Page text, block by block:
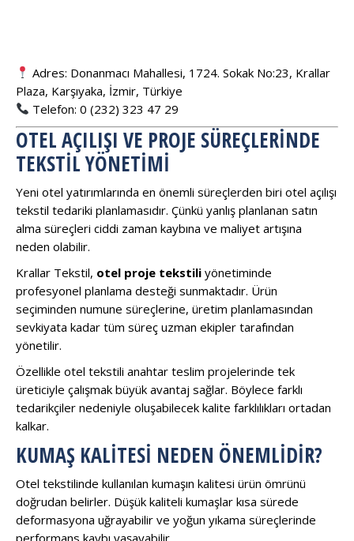
Adres: Donanmacı Mahallesi, 1724. Sokak No:23, Krallar
Plaza, Karşıyaka, İzmir, Türkiye
Telefon: 0 (232) 323 47 29
OTEL AÇILIŞI VE PROJE SÜREÇLERINDE
TEKSTIL YÖNETIMI
Yeni otel yatırımlarında en önemli süreçlerden biri otel açılışı
tekstil tedariki planlamasıdır. Çünkü yanlış planlanan satın
alma süreçleri ciddi zaman kaybına ve maliyet artışına
neden olabilir.
Krallar Tekstil, otel proje tekstili yönetiminde
profesyonel planlama desteği sunmaktadır. Ürün
seçiminden numune süreçlerine, üretim planlamasından
sevkiyata kadar tüm süreç uzman ekipler tarafından
yönetilir.
Özellikle otel tekstili anahtar teslim projelerinde tek
üreticiyle çalışmak büyük avantaj sağlar. Böylece farklı
tedarikçiler nedeniyle oluşabilecek kalite farklılıkları ortadan
kalkar.
KUMAŞ KALITESI NEDEN ÖNEMLIDIR?
Otel tekstilinde kullanılan kumaşın kalitesi ürün ömrünü
doğrudan belirler. Düşük kaliteli kumaşlar kısa sürede
deformasyona uğrayabilir ve yoğun yıkama süreçlerinde
performans kaybı yaşayabilir.